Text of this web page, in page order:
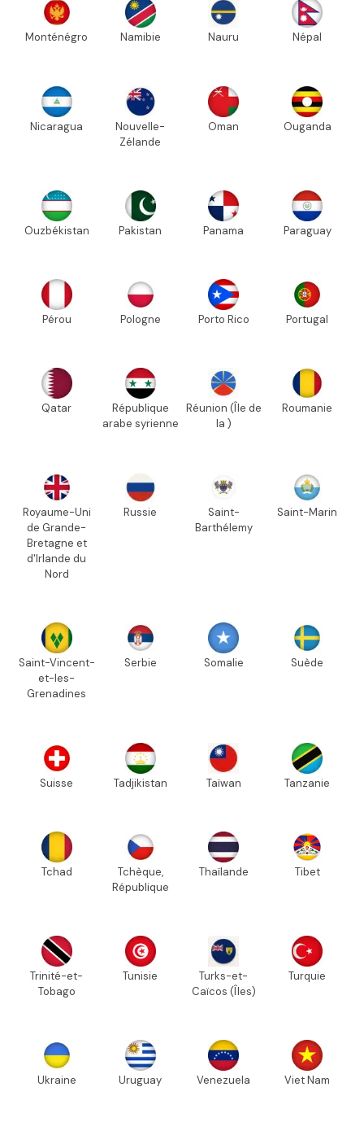
Monténégro Namibie Nauru Népal
Nicaragua
Nouvelle-
Zélande
Oman Ouganda
Ouzbékistan Pakistan Panama Paraguay
Pérou Pologne Porto Rico Portugal
Qatar
République
arabe syrienne
Réunion (Île de
la )
Roumanie
Royaume-Uni
de Grande-
Bretagne et
d'Irlande du
Nord
Russie
Saint-
Barthélemy
Saint-Marin
Saint-Vincent-
et-les-
Grenadines
Serbie Somalie Suède
Suisse Tadjikistan Taïwan Tanzanie
Tchad
Tchèque,
République
Thaïlande Tibet
Trinité-et-
Tobago
Tunisie
Turks-et-
Caïcos (Îles)
Turquie
Ukraine Uruguay Venezuela Viet Nam